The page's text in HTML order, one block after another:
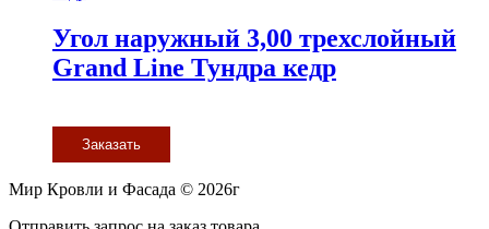
Угол наружный 3,00 трехслойный
Grand Line Тундра кедр
Заказать
Мир Кровли и Фасада © 2026г